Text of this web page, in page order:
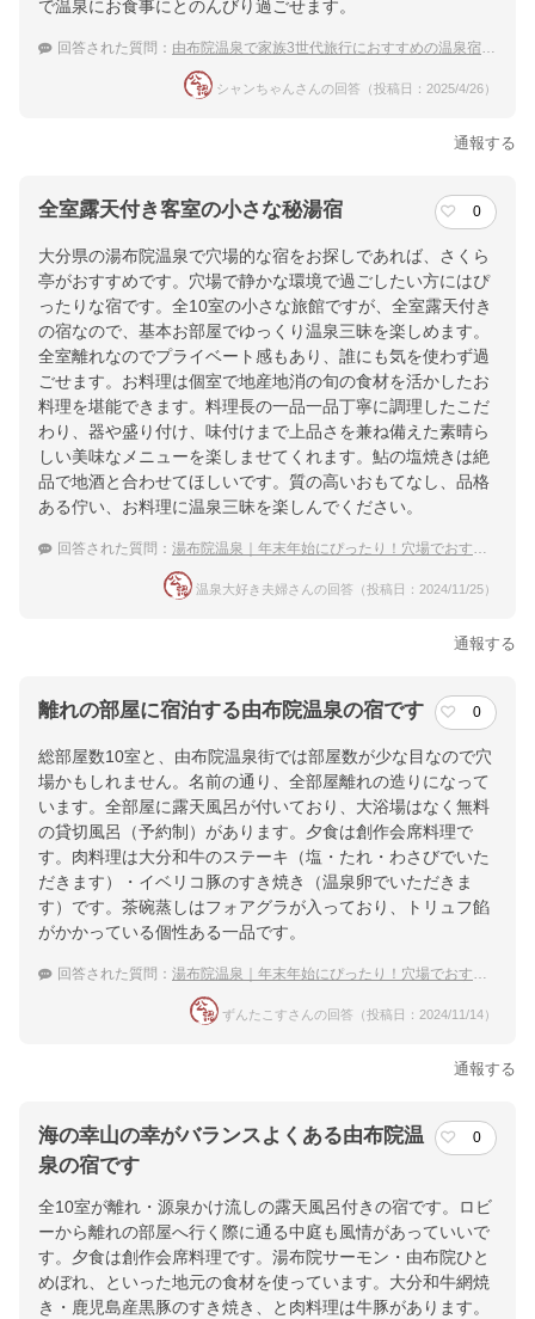
で温泉にお食事にとのんびり過ごせます。
回答された質問： 由布院温泉で家族3世代旅行におすすめの温泉宿を教えて！
シャンちゃんさんの回答（投稿日：2025/4/26）
通報する
全室露天付き客室の小さな秘湯宿 0
大分県の湯布院温泉で穴場的な宿をお探しであれば、さくら
亭がおすすめです。穴場で静かな環境で過ごしたい方にはぴ
ったりな宿です。全10室の小さな旅館ですが、全室露天付き
の宿なので、基本お部屋でゆっくり温泉三昧を楽しめます。
全室離れなのでプライベート感もあり、誰にも気を使わず過
ごせます。お料理は個室で地産地消の旬の食材を活かしたお
料理を堪能できます。料理長の一品一品丁寧に調理したこだ
わり、器や盛り付け、味付けまで上品さを兼ね備えた素晴ら
しい美味なメニューを楽しませてくれます。鮎の塩焼きは絶
品で地酒と合わせてほしいです。質の高いおもてなし、品格
ある佇い、お料理に温泉三昧を楽しんでください。
回答された質問： 湯布院温泉｜年末年始にぴったり！穴場でおすすめな宿は？
温泉大好き夫婦さんの回答（投稿日：2024/11/25）
通報する
離れの部屋に宿泊する由布院温泉の宿です 0
総部屋数10室と、由布院温泉街では部屋数が少な目なので穴
場かもしれません。名前の通り、全部屋離れの造りになって
います。全部屋に露天風呂が付いており、大浴場はなく無料
の貸切風呂（予約制）があります。夕食は創作会席料理で
す。肉料理は大分和牛のステーキ（塩・たれ・わさびでいた
だきます）・イベリコ豚のすき焼き（温泉卵でいただきま
す）です。茶碗蒸しはフォアグラが入っており、トリュフ餡
がかかっている個性ある一品です。
回答された質問： 湯布院温泉｜年末年始にぴったり！穴場でおすすめな宿は？
ずんたこすさんの回答（投稿日：2024/11/14）
通報する
海の幸山の幸がバランスよくある由布院温
泉の宿です
0
全10室が離れ・源泉かけ流しの露天風呂付きの宿です。ロビ
ーから離れの部屋へ行く際に通る中庭も風情があっていいで
す。夕食は創作会席料理です。湯布院サーモン・由布院ひと
めぼれ、といった地元の食材を使っています。大分和牛網焼
き・鹿児島産黒豚のすき焼き、と肉料理は牛豚があります。